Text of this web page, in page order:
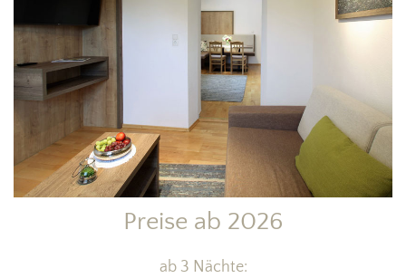
Preise ab 2026
ab 3 Nächte: